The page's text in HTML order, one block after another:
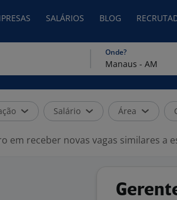
SALÁRIOS BLOG
Onde?
Salário Área
em receber novas vagas similares a